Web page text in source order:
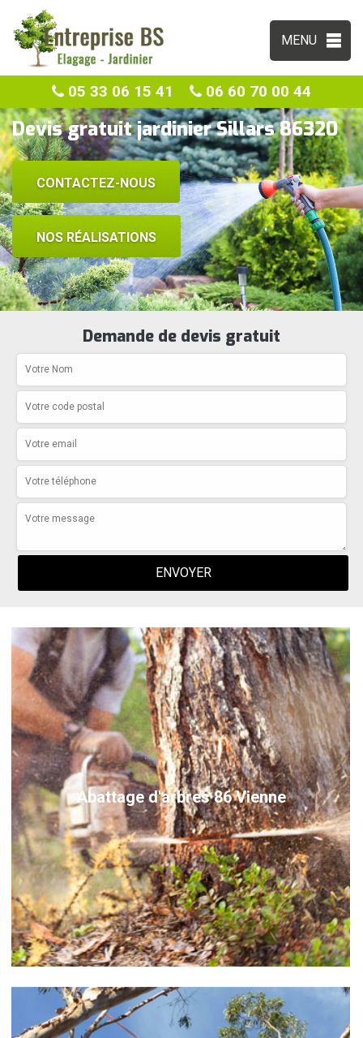
MENU
05 33 06 15 41 06 60 70 00 44
Devis gratuit jardinier Sillars 86320
CONTACTEZ-NOUS
NOS RÉALISATIONS
Demande de devis gratuit
Abattage d'arbres 86 Vienne